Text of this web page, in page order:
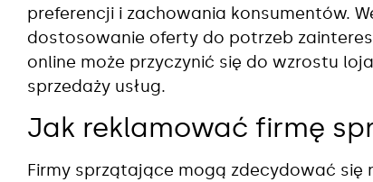
preferencji i zachowania konsumentów.
dostosowanie oferty do potrzeb
online może przyczynić się do wzrostu
sprzedaży usług.
Jak reklamować firmę
Firmy sprzątające mogą zdecydować się